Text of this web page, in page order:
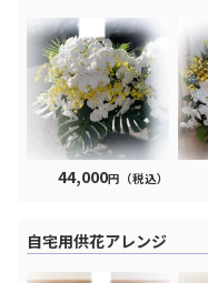
44,000円（税込）
自宅用供花アレンジ